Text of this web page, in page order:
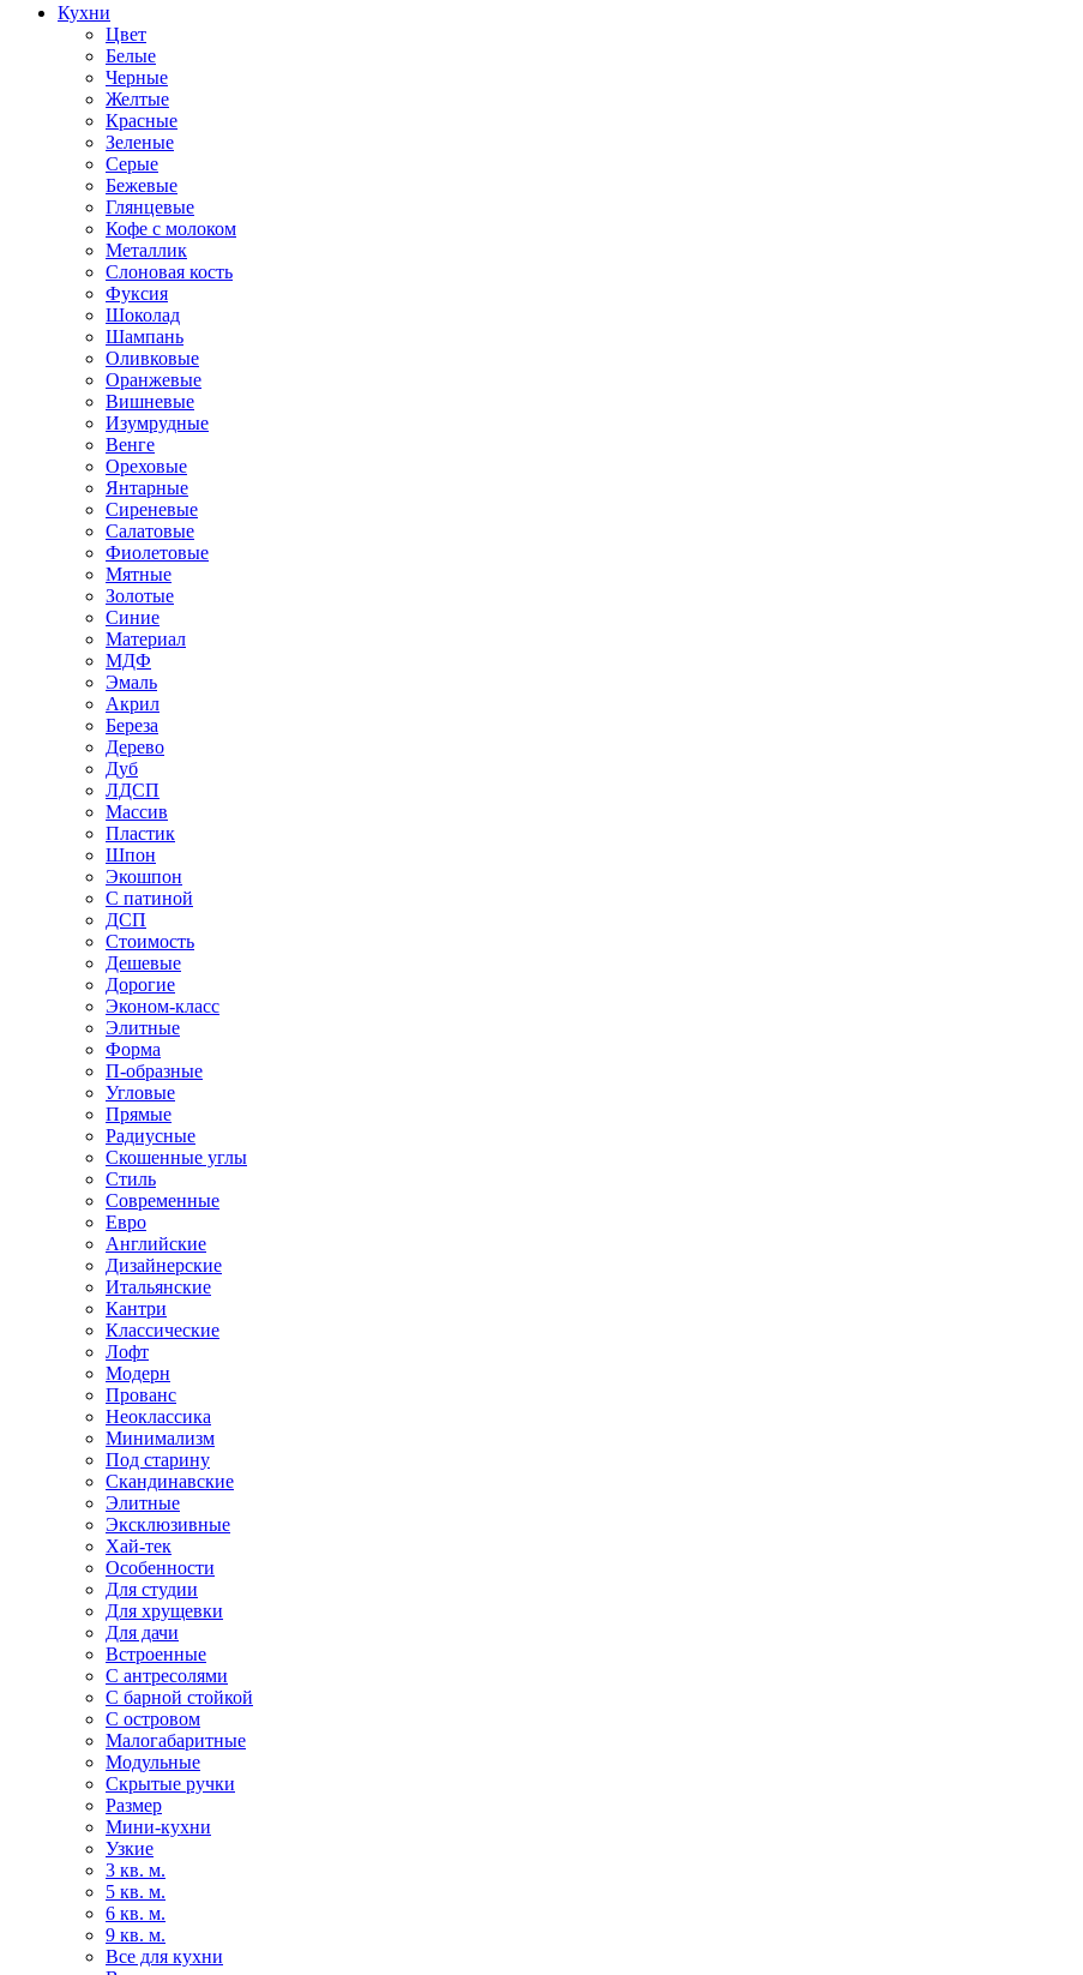
Кухни
Цвет
Белые
Черные
Желтые
Красные
Зеленые
Серые
Бежевые
Глянцевые
Кофе с молоком
Металлик
Слоновая кость
Фуксия
Шоколад
Шампань
Оливковые
Оранжевые
Вишневые
Изумрудные
Венге
Ореховые
Янтарные
Сиреневые
Салатовые
Фиолетовые
Мятные
Золотые
Синие
Материал
МДФ
Эмаль
Акрил
Береза
Дерево
Дуб
ЛДСП
Массив
Пластик
Шпон
Экошпон
С патиной
ДСП
Стоимость
Дешевые
Дорогие
Эконом-класс
Элитные
Форма
П-образные
Угловые
Прямые
Радиусные
Скошенные углы
Стиль
Современные
Евро
Английские
Дизайнерские
Итальянские
Кантри
Классические
Лофт
Модерн
Прованс
Неоклассика
Минимализм
Под старину
Скандинавские
Элитные
Эксклюзивные
Хай-тек
Особенности
Для студии
Для хрущевки
Для дачи
Встроенные
С антресолями
С барной стойкой
С островом
Малогабаритные
Модульные
Скрытые ручки
Размер
Мини-кухни
Узкие
3 кв. м.
5 кв. м.
6 кв. м.
9 кв. м.
Все для кухни